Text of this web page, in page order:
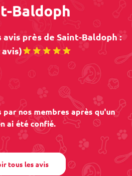
Baldoph
près de Saint-Baldoph :
avis)
par nos membres après qu'un
ai été confié.
tous les avis